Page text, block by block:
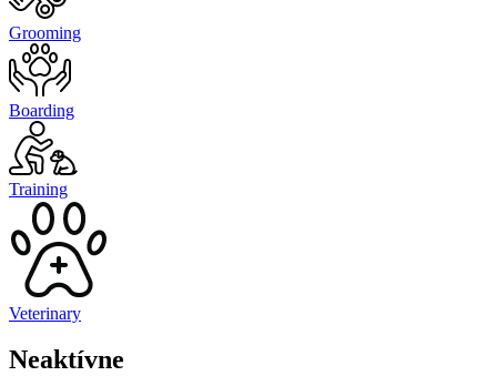
Grooming
Boarding
Training
Veterinary
Neaktívne